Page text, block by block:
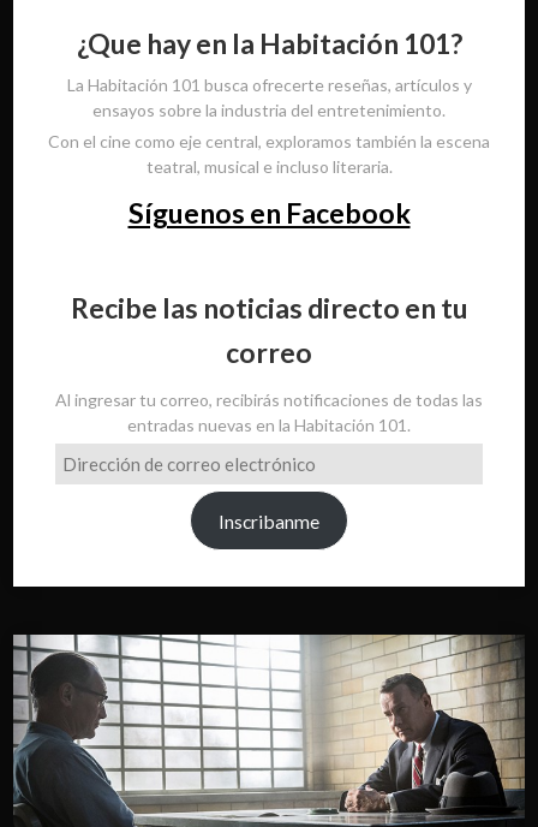
¿Que hay en la Habitación 101?
La Habitación 101 busca ofrecerte reseñas, artículos y
ensayos sobre la industria del entretenimiento.
Con el cine como eje central, exploramos también la escena
teatral, musical e incluso literaria.
Síguenos en Facebook
Recibe las noticias directo en tu
correo
Al ingresar tu correo, recibirás notificaciones de todas las
entradas nuevas en la Habitación 101.
Dirección
de
Inscribanme